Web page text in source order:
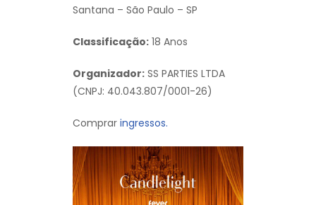
Santana – São Paulo – SP
Classificação: 18 Anos
Organizador: SS PARTIES LTDA
(CNPJ: 40.043.807/0001-26)
Comprar ingressos.